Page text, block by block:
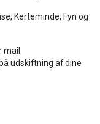
Kerteminde, Fyn og
mail
udskiftning af dine